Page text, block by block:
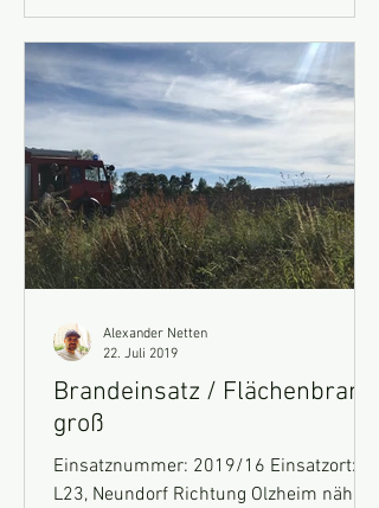
Brandeinsatz / Flächenbrand
groß
Einsatznummer: 2019/16 Einsatzort:
L23, Neundorf Richtung Olzheim nähe
Alexander Netten
22. Juli 2019